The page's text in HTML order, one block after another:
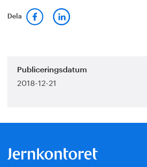
Dela
Publiceringsdatum
2018-12-21